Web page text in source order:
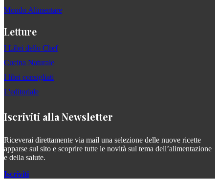
Mondo Alimentare
Letture
I Libri dello Chef
Cucina Naturale
I libri consigliati
L'editoriale
Iscriviti alla Newsletter
Riceverai direttamente via mail una selezione delle nuove ricette
apparse sul sito e scoprire tutte le novità sul tema dell’alimentazione
e della salute.
Iscriviti